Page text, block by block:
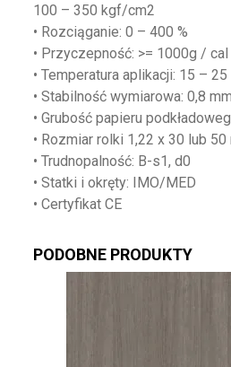
100 – 350 kgf/cm2
• Rozciąganie: 0 – 400 %
• Przyczepność: >= 1000g / cal
• Temperatura aplikacji: 15 – 25
• Stabilność wymiarowa: 0,8 mm
• Grubość papieru
• Rozmiar rolki 1,22 x 30 lub 50
• Trudnopalność: B-s1, d0
• Statki i okręty: IMO/MED
• Certyfikat CE
PODOBNE PRODUKTY